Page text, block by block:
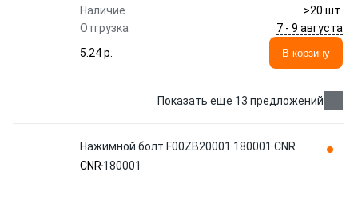
Наличие
>20 шт.
Отгрузка
7 - 9 августа
5.24 p.
В корзину
Показать еще 13 предложений
Нажимной болт F00ZB20001 180001 CNR
CNR 180001